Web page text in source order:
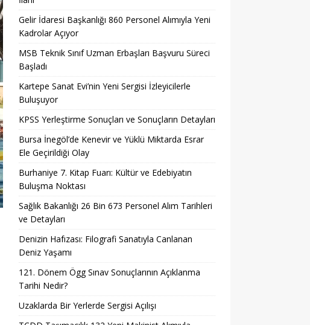
Gelir İdaresi Başkanlığı 860 Personel Alımıyla Yeni
Kadrolar Açıyor
MSB Teknik Sınıf Uzman Erbaşları Başvuru Süreci
Başladı
Kartepe Sanat Evi’nin Yeni Sergisi İzleyicilerle
Buluşuyor
KPSS Yerleştirme Sonuçları ve Sonuçların Detayları
Bursa İnegöl’de Kenevir ve Yüklü Miktarda Esrar
Ele Geçirildiği Olay
Burhaniye 7. Kitap Fuarı: Kültür ve Edebiyatın
Buluşma Noktası
Sağlık Bakanlığı 26 Bin 673 Personel Alım Tarihleri
ve Detayları
Denizin Hafızası: Filografi Sanatıyla Canlanan
Deniz Yaşamı
121. Dönem Ögg Sınav Sonuçlarının Açıklanma
Tarihi Nedir?
Uzaklarda Bir Yerlerde Sergisi Açılışı